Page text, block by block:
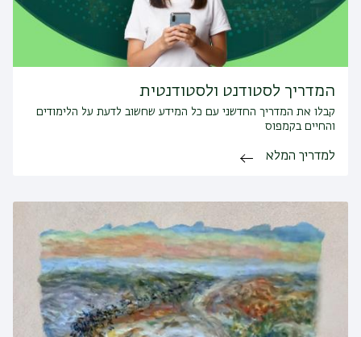
המדריך לסטודנט ולסטודנטית
קבלו את המדריך החדשני עם כל המידע שחשוב לדעת על הלימודים
והחיים בקמפוס
למדריך המלא